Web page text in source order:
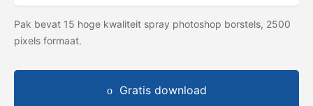
Pak bevat 15 hoge kwaliteit spray photoshop borstels, 2500
pixels formaat.
Gratis download